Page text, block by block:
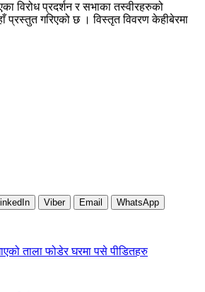
विरोध प्रदर्शन र सभाका तस्वीरहरुको
प्रस्तुत गरिएको छ । विस्तृत विवरण केहीबेरमा
Viber Email WhatsApp
ताला फोडेर घरमा पसे पीडितहरु